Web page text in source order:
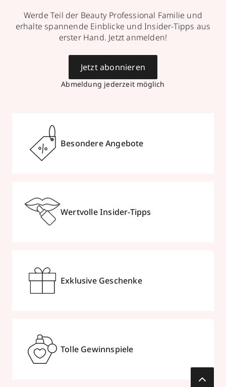
Werde Teil der Beauty Professional Familie und
erhalte spannende Einblicke und Insider-Tipps aus
erster Hand. Jetzt anmelden!
Abmeldung jederzeit möglich
Jetzt abonnieren
Besondere Angebote
Wertvolle Insider-Tipps
Exklusive Geschenke
Tolle Gewinnspiele